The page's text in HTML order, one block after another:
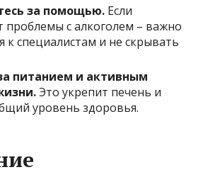
за помощью. Если
проблемы с алкоголем – важно
к специалистам и не скрывать
питанием и активным
Это укрепит печень и
уровень здоровья.